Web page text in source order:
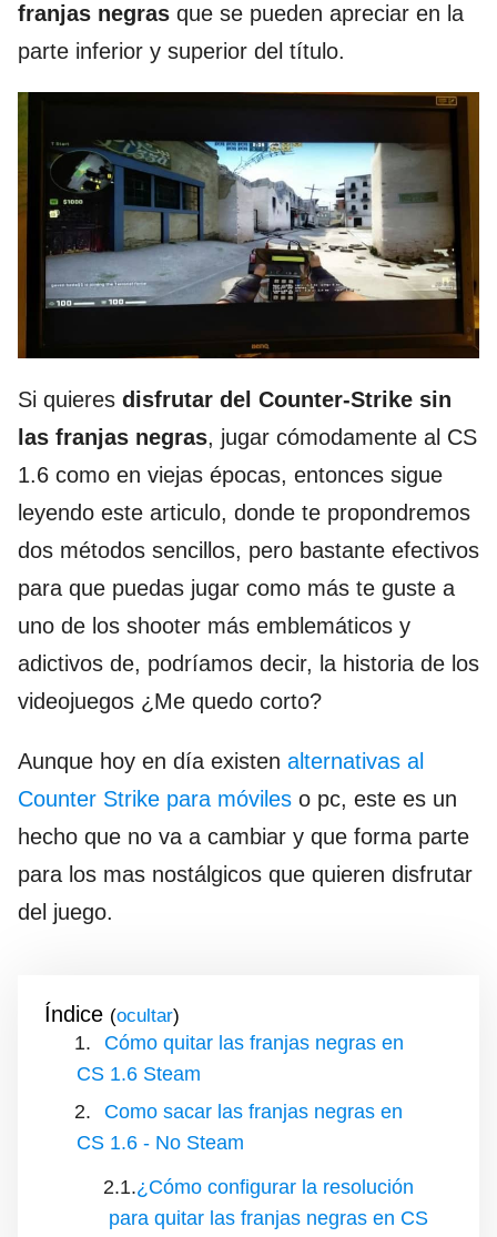
franjas negras que se pueden apreciar en la
parte inferior y superior del título.
Si quieres disfrutar del Counter-Strike sin
las franjas negras, jugar cómodamente al CS
1.6 como en viejas épocas, entonces sigue
leyendo este articulo, donde te propondremos
dos métodos sencillos, pero bastante efectivos
para que puedas jugar como más te guste a
uno de los shooter más emblemáticos y
adictivos de, podríamos decir, la historia de los
videojuegos ¿Me quedo corto?
Aunque hoy en día existen alternativas al
Counter Strike para móviles o pc, este es un
hecho que no va a cambiar y que forma parte
para los mas nostálgicos que quieren disfrutar
del juego.
Índice ( )
Cómo quitar las franjas negras en
CS 1.6 Steam
Como sacar las franjas negras en
CS 1.6 - No Steam
¿Cómo configurar la resolución
para quitar las franjas negras en CS